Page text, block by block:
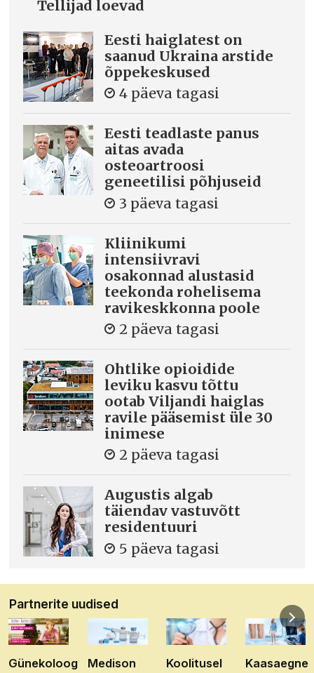
Tellijad loevad
Eesti haiglatest on
saanud Ukraina arstide
õppekeskused
4 päeva tagasi
Eesti teadlaste panus
aitas avada
osteoartroosi
geneetilisi põhjuseid
3 päeva tagasi
Kliinikumi
intensiivravi
osakonnad alustasid
teekonda rohelisema
ravikeskkonna poole
2 päeva tagasi
Ohtlike opioidide
leviku kasvu tõttu
ootab Viljandi haiglas
ravile pääsemist üle 30
inimese
2 päeva tagasi
Augustis algab
täiendav vastuvõtt
residentuuri
5 päeva tagasi
Partnerite uudised
Günekoloog
Medison
Koolitusel
Kaasaegne